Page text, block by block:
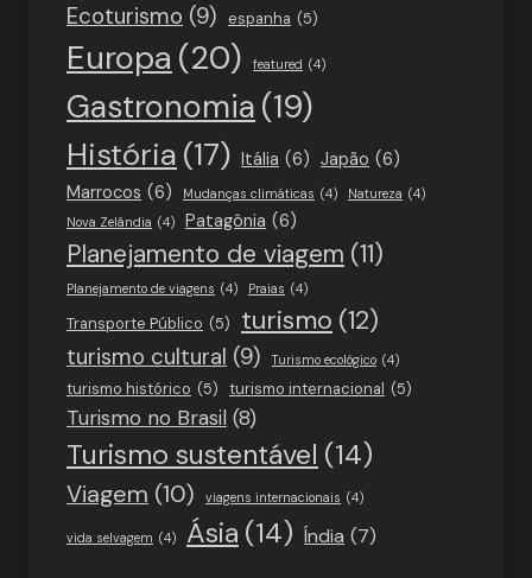
Ecoturismo (9) espanha (5)
Europa (20) featured (4)
Gastronomia (19)
História (17) Itália (6) Japão (6)
Marrocos (6) Mudanças climáticas (4) Natureza (4)
Nova Zelândia (4) Patagônia (6)
Planejamento de viagem (11)
Planejamento de viagens (4) Praias (4)
Transporte Público (5) turismo (12)
turismo cultural (9) Turismo ecológico (4)
turismo histórico (5) turismo internacional (5)
Turismo no Brasil (8)
Turismo sustentável (14)
Viagem (10) viagens internacionais (4)
vida selvagem (4) Ásia (14) Índia (7)